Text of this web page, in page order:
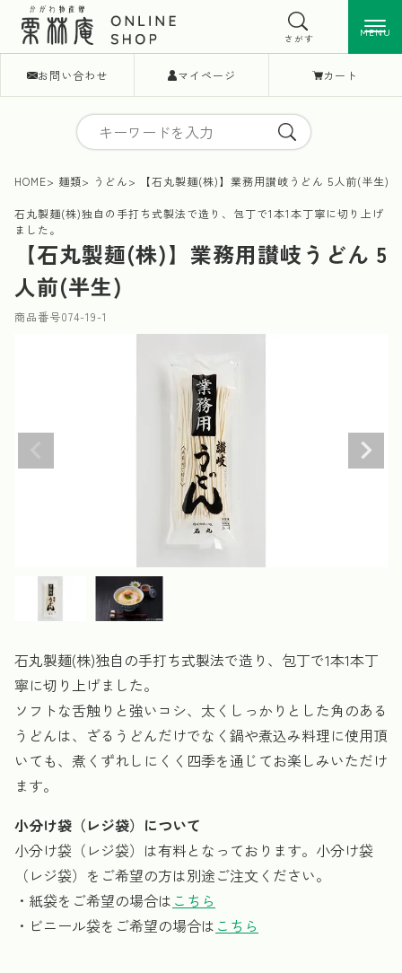
お問い合わせ マイページ カート
MENU
さがす MENU
HOME 麺類 うどん 【石丸製麺(株)】業務用讃岐うどん 5人前(半生)
石丸製麺(株)独自の手打ち式製法で造り、包丁で1本1本丁寧に切り上げ
ました。
【石丸製麺(株)】業務用讃岐うどん 5
人前(半生)
商品番号074-19-1
石丸製麺(株)独自の手打ち式製法で造り、包丁で1本1本丁
寧に切り上げました。
ソフトな舌触りと強いコシ、太くしっかりとした角のある
うどんは、ざるうどんだけでなく鍋や煮込み料理に使用頂
いても、煮くずれしにくく四季を通じてお楽しみいただけ
ます。
小分け袋（レジ袋）について
小分け袋（レジ袋）は有料となっております。小分け袋
（レジ袋）をご希望の方は別途ご注文ください。
・紙袋をご希望の場合は こちら
・ビニール袋をご希望の場合は こちら